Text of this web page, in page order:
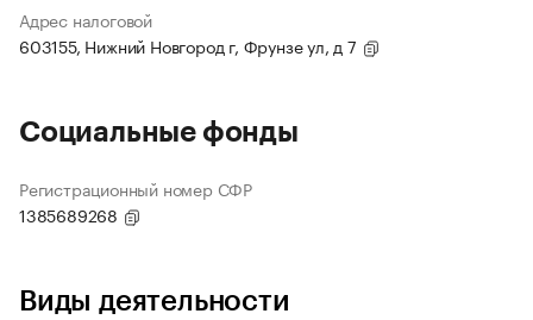
Адрес налоговой
603155, Нижний Новгород г, Фрунзе ул, д 7
Социальные фонды
Регистрационный номер СФР
1385689268
Виды деятельности